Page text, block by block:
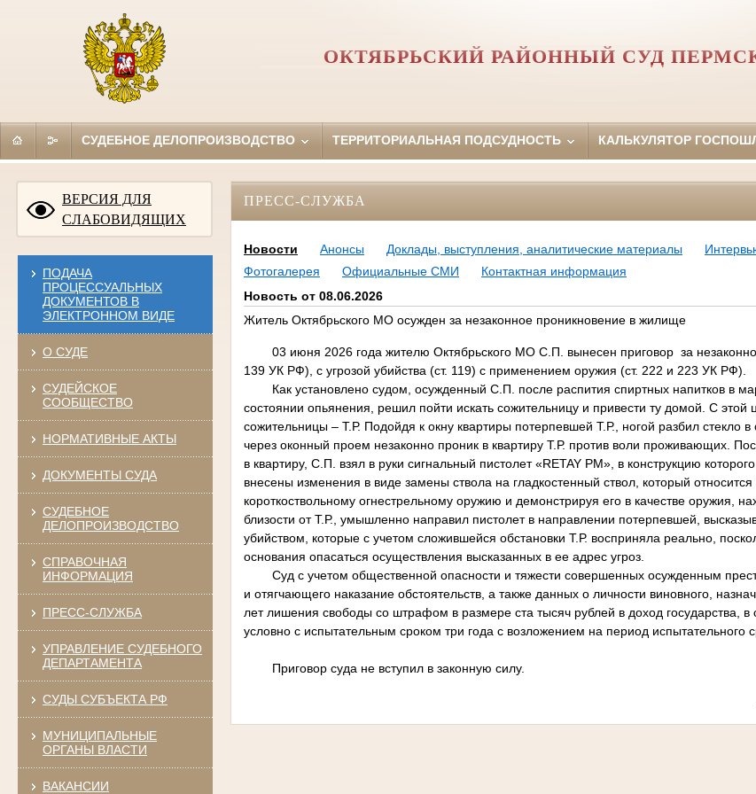
ОКТЯБРЬСКИЙ РАЙОННЫЙ СУД
СУДЕБНОЕ ДЕЛОПРОИЗВОДСТВО ТЕРРИТОРИАЛЬНАЯ ПОДСУДНОСТЬ КАЛЬКУЛЯТОР
ВЕРСИЯ ДЛЯ
СЛАБОВИДЯЩИХ
ПОДАЧА
ПРОЦЕССУАЛЬНЫХ
ДОКУМЕНТОВ В
ЭЛЕКТРОННОМ ВИДЕ
О СУДЕ
СУДЕЙСКОЕ
СООБЩЕСТВО
НОРМАТИВНЫЕ АКТЫ
ДОКУМЕНТЫ СУДА
СУДЕБНОЕ
ДЕЛОПРОИЗВОДСТВО
СПРАВОЧНАЯ
ИНФОРМАЦИЯ
ПРЕСС-СЛУЖБА
УПРАВЛЕНИЕ СУДЕБНОГО
ДЕПАРТАМЕНТА
СУДЫ СУБЪЕКТА РФ
МУНИЦИПАЛЬНЫЕ
ОРГАНЫ ВЛАСТИ
ВАКАНСИИ
ПРЕСС-СЛУЖБА
Новости Анонсы Доклады, выступления, аналитические материалы
Фотогалерея
Официальные СМИ
Контактная информация
Новость от 08.06.2026
Житель Октябрьского МО осужден за незаконное проникновение в жилище
03 июня 2026 года жителю Октябрьского МО С.П. вынесен приговор за
139 УК РФ), с угрозой убийства (ст. 119) с применением оружия (ст. 222 и 223 УК РФ).
Как установлено судом, осужденный С.П. после распития спиртных напитков в
состоянии опьянения, решил пойти искать сожительницу и привести ту домой. С
сожительницы – Т.Р. Подойдя к окну квартиры потерпевшей Т.Р., ногой разбил стекло
через оконный проем незаконно проник в квартиру Т.Р. против воли проживающих.
в квартиру, С.П. взял в руки сигнальный пистолет «RETAY PM», в конструкцию
внесены изменения в виде замены ствола на гладкостенный ствол, который относится
короткоствольному огнестрельному оружию и демонстрируя его в качестве оружия,
близости от Т.Р., умышленно направил пистолет в направлении потерпевшей,
убийством, которые с учетом сложившейся обстановки Т.Р. восприняла реально,
основания опасаться осуществления высказанных в ее адрес угроз.
Суд с учетом общественной опасности и тяжести совершенных осужденным
и отягчающего наказание обстоятельств, а также данных о личности виновного,
лет лишения свободы со штрафом в размере ста тысяч рублей в доход государства, в
условно с испытательным сроком три года с возложением на период испытательного
Приговор суда не вступил в законную силу.